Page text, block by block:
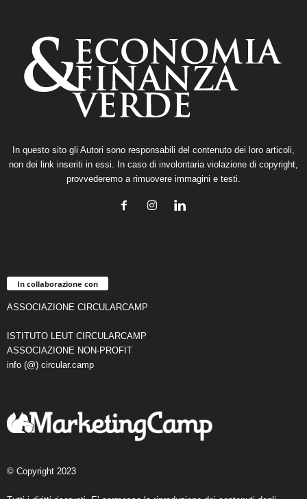
In questo sito gli Autori sono responsabili del contenuto dei loro articoli,
non dei link inseriti in essi. In caso di involontaria violazione di copyright,
provvederemo a rimuovere immagini e testi.
In collaborazione con
ASSOCIAZIONE CIRCULARCAMP
ISTITUTO LEUT CIRCULARCAMP
ASSOCIAZIONE NON-PROFIT
info (@) circular.camp
© Copyright 2023